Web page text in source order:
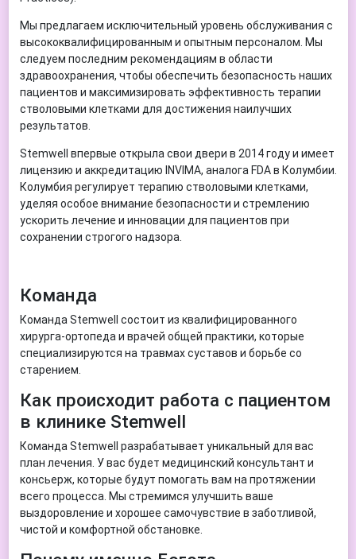
Мы предлагаем исключительный уровень обслуживания с
высококвалифицированным и опытным персоналом. Мы
следуем последним рекомендациям в области
здравоохранения, чтобы обеспечить безопасность наших
пациентов и максимизировать эффективность терапии
стволовыми клетками для достижения наилучших
результатов.
Stemwell впервые открыла свои двери в 2014 году и имеет
лицензию и аккредитацию INVIMA, аналога FDA в Колумбии.
Колумбия регулирует терапию стволовыми клетками,
уделяя особое внимание безопасности и стремлению
ускорить лечение и инновации для пациентов при
сохранении строгого надзора.
Команда
Команда Stemwell состоит из квалифицированного
хирурга-ортопеда и врачей общей практики, которые
специализируются на травмах суставов и борьбе со
старением.
Как происходит работа с пациентом
в клинике Stemwell
Команда Stemwell разрабатывает уникальный для вас
план лечения. У вас будет медицинский консультант и
консьерж, которые будут помогать вам на протяжении
всего процесса. Мы стремимся улучшить ваше
выздоровление и хорошее самочувствие в заботливой,
чистой и комфортной обстановке.